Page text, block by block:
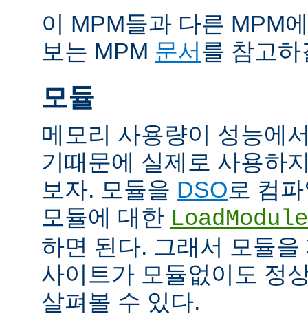
이 MPM들과 다른 MPM
보는 MPM 문서를 참고
모듈
메모리 사용량이 성능에
기때문에 실제로 사용하
보자. 모듈을 DSO로 컴
모듈에 대한 LoadModule
하면 된다. 그래서 모듈
사이트가 모듈없이도 정
살펴볼 수 있다.